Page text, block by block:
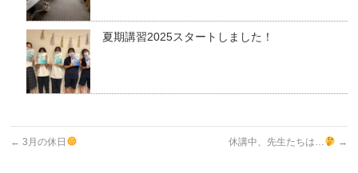
夏期講習2025スタートしました！
← 3月の休日 休講中、先生たちは… →